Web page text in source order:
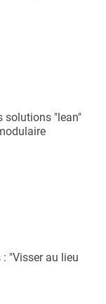
solutions "lean"
"Visser au lieu